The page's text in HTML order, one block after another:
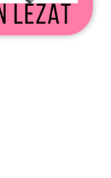
murah,marketing
digital local,landing
page marketing